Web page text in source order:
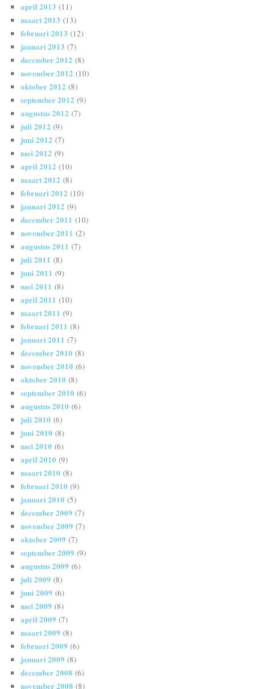
april 2013 (11)
maart 2013 (13)
februari 2013 (12)
januari 2013 (7)
december 2012 (8)
november 2012 (10)
oktober 2012 (8)
september 2012 (9)
augustus 2012 (7)
juli 2012 (9)
juni 2012 (7)
mei 2012 (9)
april 2012 (10)
maart 2012 (8)
februari 2012 (10)
januari 2012 (9)
december 2011 (10)
november 2011 (2)
augustus 2011 (7)
juli 2011 (8)
juni 2011 (9)
mei 2011 (8)
april 2011 (10)
maart 2011 (9)
februari 2011 (8)
januari 2011 (7)
december 2010 (8)
november 2010 (6)
oktober 2010 (8)
september 2010 (6)
augustus 2010 (6)
juli 2010 (6)
juni 2010 (8)
mei 2010 (6)
april 2010 (9)
maart 2010 (8)
februari 2010 (9)
januari 2010 (5)
december 2009 (7)
november 2009 (7)
oktober 2009 (7)
september 2009 (9)
augustus 2009 (6)
juli 2009 (8)
juni 2009 (6)
mei 2009 (8)
april 2009 (7)
maart 2009 (8)
februari 2009 (6)
januari 2009 (8)
december 2008 (6)
november 2008 (8)